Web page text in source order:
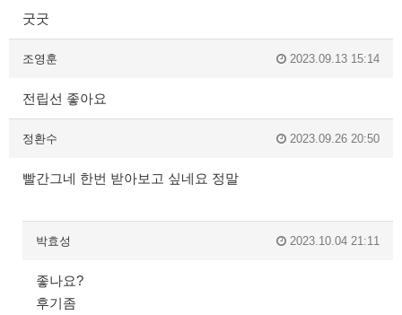
굿굿
조영훈 2023.09.13 15:14
전립선 좋아요
정환수 2023.09.26 20:50
빨간그네 한번 받아보고 싶네요 정말
박효성 2023.10.04 21:11
좋나요?
후기좀